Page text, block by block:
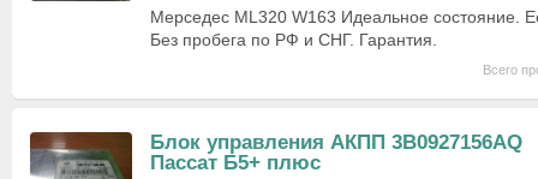
Мерседес ML320 W163 Идеальное состояние.
Без пробега по РФ и СНГ. Гарантия.
Всего
Блок управления АКПП 3B0927156AQ
Пассат Б5+ плюс